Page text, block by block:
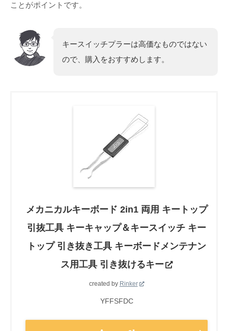
ことがポイントです。
キースイッチプラーは高価なものではない
ので、購入をおすすめします。
メカニカルキーボード 2in1 両用 キートップ
引抜工具 キーキャップ＆キースイッチ キー
トップ 引き抜き工具 キーボードメンテナン
ス用工具 引き抜けるキー
created by Rinker
YFFSFDC